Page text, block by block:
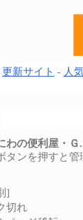
更新サイト - 人
わの便利屋・Ｇ
タンを押すと
]
切れ